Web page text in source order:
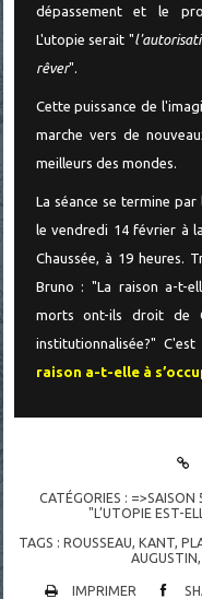
dépassement et le
L'utopie serait "
rêver".
Cette puissance de
marche vers de
meilleurs des mondes.
La séance se termine
le vendredi 14 février à
Chaussée, à 19 heures.
Bruno : "La raison a-t-
morts ont-ils droit de
institutionnalisée?"
raison a-t-elle à
CATÉGORIES : =>SAISON
"L’UTOPIE EST-
TAGS :ROUSSEAU ,KANT ,
AUGUSTIN
IMPRIMER